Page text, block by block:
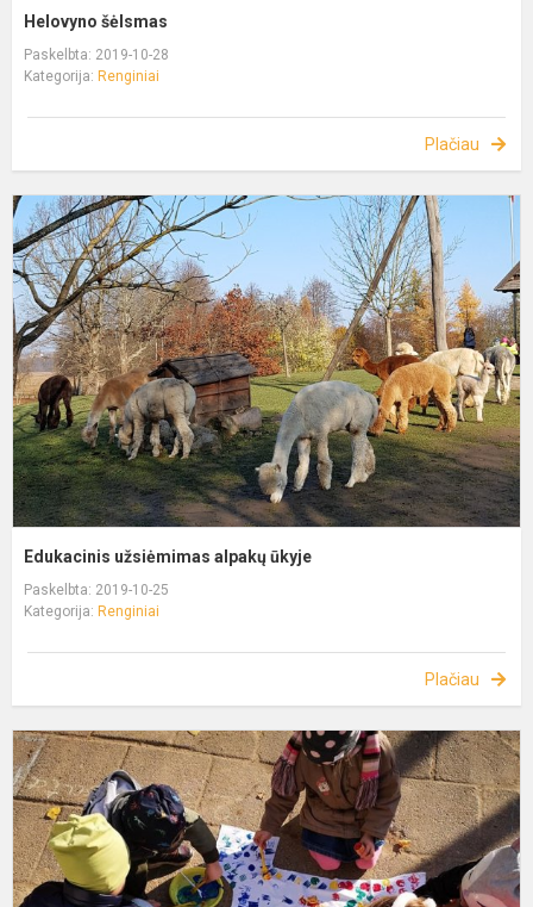
Helovyno šėlsmas
Paskelbta: 2019-10-28
Kategorija: Renginiai
Plačiau
Edukacinis užsiėmimas alpakų ūkyje
Paskelbta: 2019-10-25
Kategorija: Renginiai
Plačiau